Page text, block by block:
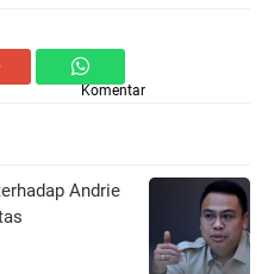
Komentar
Andrie